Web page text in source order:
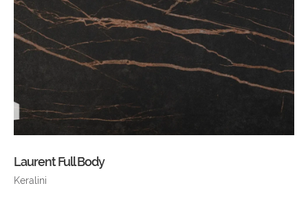
Laurent Full Body
Keralini